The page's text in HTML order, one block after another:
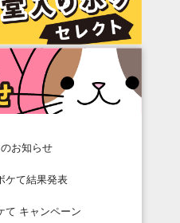
お知らせ
ケて結果発表
て キャンペーン